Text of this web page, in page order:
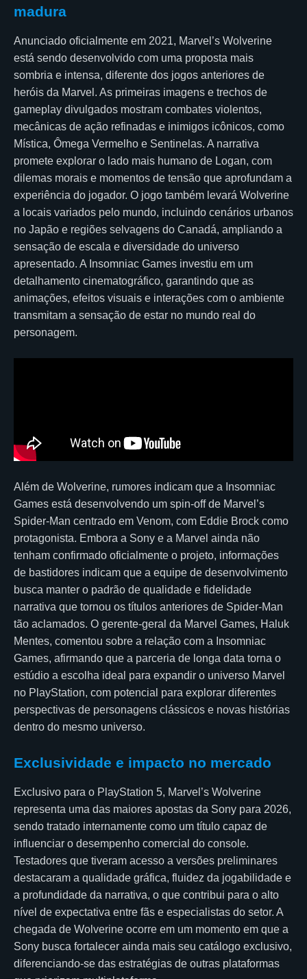
madura
Anunciado oficialmente em 2021, Marvel’s Wolverine
está sendo desenvolvido com uma proposta mais
sombria e intensa, diferente dos jogos anteriores de
heróis da Marvel. As primeiras imagens e trechos de
gameplay divulgados mostram combates violentos,
mecânicas de ação refinadas e inimigos icônicos, como
Mística, Ômega Vermelho e Sentinelas. A narrativa
promete explorar o lado mais humano de Logan, com
dilemas morais e momentos de tensão que aprofundam a
experiência do jogador. O jogo também levará Wolverine
a locais variados pelo mundo, incluindo cenários urbanos
no Japão e regiões selvagens do Canadá, ampliando a
sensação de escala e diversidade do universo
apresentado. A Insomniac Games investiu em um
detalhamento cinematográfico, garantindo que as
animações, efeitos visuais e interações com o ambiente
transmitam a sensação de estar no mundo real do
personagem.
Além de Wolverine, rumores indicam que a Insomniac
Games está desenvolvendo um spin-off de Marvel’s
Spider-Man centrado em Venom, com Eddie Brock como
protagonista. Embora a Sony e a Marvel ainda não
tenham confirmado oficialmente o projeto, informações
de bastidores indicam que a equipe de desenvolvimento
busca manter o padrão de qualidade e fidelidade
narrativa que tornou os títulos anteriores de Spider-Man
tão aclamados. O gerente-geral da Marvel Games, Haluk
Mentes, comentou sobre a relação com a Insomniac
Games, afirmando que a parceria de longa data torna o
estúdio a escolha ideal para expandir o universo Marvel
no PlayStation, com potencial para explorar diferentes
perspectivas de personagens clássicos e novas histórias
dentro do mesmo universo.
Exclusividade e impacto no mercado
Exclusivo para o PlayStation 5, Marvel’s Wolverine
representa uma das maiores apostas da Sony para 2026,
sendo tratado internamente como um título capaz de
influenciar o desempenho comercial do console.
Testadores que tiveram acesso a versões preliminares
destacaram a qualidade gráfica, fluidez da jogabilidade e
a profundidade da narrativa, o que contribui para o alto
nível de expectativa entre fãs e especialistas do setor. A
chegada de Wolverine ocorre em um momento em que a
Sony busca fortalecer ainda mais seu catálogo exclusivo,
diferenciando-se das estratégias de outras plataformas